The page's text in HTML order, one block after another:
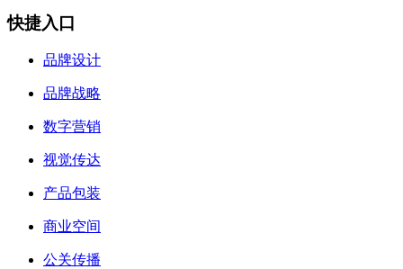
快捷入口
品牌设计
品牌战略
数字营销
视觉传达
产品包装
商业空间
公关传播